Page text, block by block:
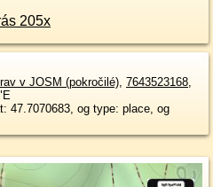
205x
v JOSM (pokročilé), 7643523168,
47.7070683, og type: place, og